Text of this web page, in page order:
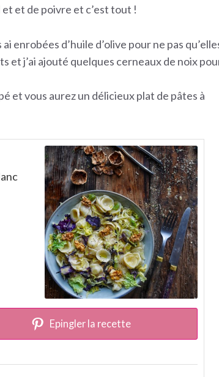
et et de poivre et c’est tout !
enrobées d’huile d’olive pour ne pas
et j’ai ajouté quelques cerneaux de noix
et vous aurez un délicieux plat de pâtes à
Epingler la recette